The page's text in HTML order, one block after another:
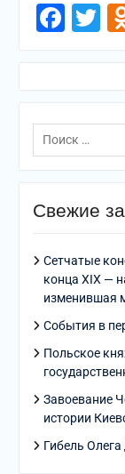
Поиск
по:
Свежие
Сетчатые
конца XIX —
изменившая
События в
Польское
Завоевание
истории
Гибель